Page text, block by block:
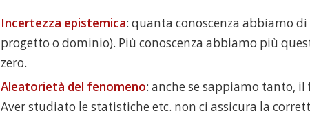
Incertezza epistemica: quanta conoscenza abbiamo
progetto o dominio). Più conoscenza abbiamo più
zero.
Aleatorietà del fenomeno: anche se sappiamo tanto,
Aver studiato le statistiche etc. non ci assicura la